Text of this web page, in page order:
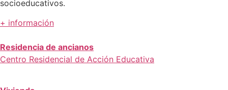
socioeducativos.
+ información
Residencia de ancianos
Centro Residencial de Acción Educativa